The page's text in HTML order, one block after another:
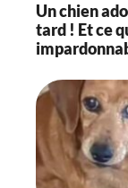
Un chien
tard ! Et ce